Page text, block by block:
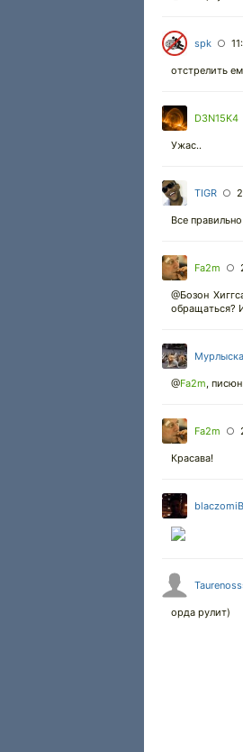
spk ○
отстрелить
D3N15K4
Ужас..
TIGR ○
Все
Fa2m ○
@Бозон
обращаться?
Мурлыска
@Fa2m,
Fa2m ○
Красава!
орда рулит)